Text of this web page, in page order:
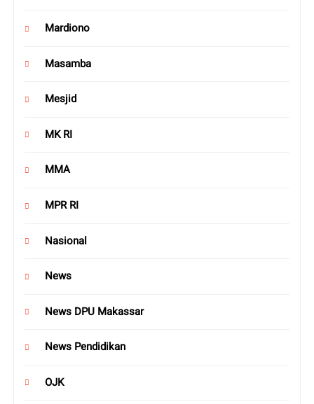
Mardiono
Masamba
Mesjid
MK RI
MMA
MPR RI
Nasional
News
News DPU Makassar
News Pendidikan
OJK